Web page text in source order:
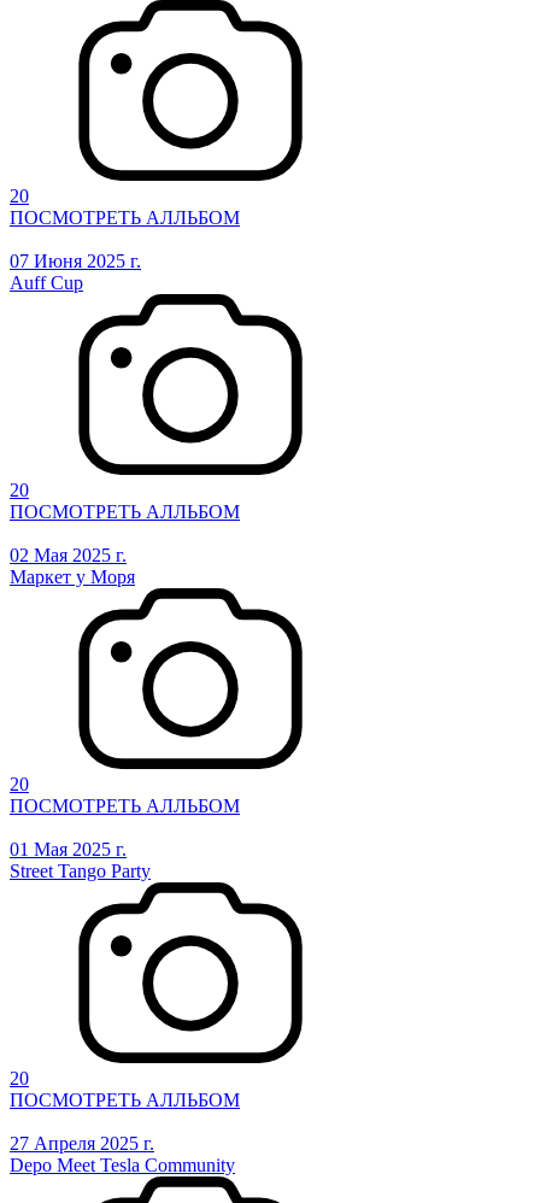
20
ПОСМОТРЕТЬ АЛЛЬБОМ
07 Июня 2025 г.
Auff Cup
20
ПОСМОТРЕТЬ АЛЛЬБОМ
02 Мая 2025 г.
Маркет у Моря
20
ПОСМОТРЕТЬ АЛЛЬБОМ
01 Мая 2025 г.
Street Tango Party
20
ПОСМОТРЕТЬ АЛЛЬБОМ
27 Апреля 2025 г.
Depo Meet Tesla Community